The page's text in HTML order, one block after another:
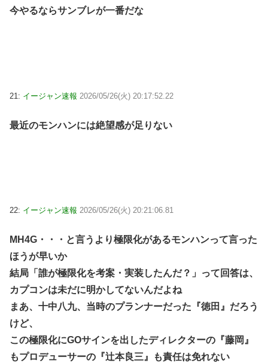
今やるならサンブレが一番だな
21: イージャン速報 2026/05/26(火) 20:17:52.22
最近のモンハンには絶望感が足りない
22: イージャン速報 2026/05/26(火) 20:21:06.81
MH4G・・・と言うより極限化があるモンハンって言った
ほうが早いか
結局「誰が極限化を考案・実装したんだ？」って回答は、
カプコンは未だに明かしてないんだよね
まあ、十中八九、当時のプランナーだった『徳田』だろう
けど、
この極限化にGOサインを出したディレクターの『藤岡』
もプロデューサーの『辻本良三』も責任は免れない